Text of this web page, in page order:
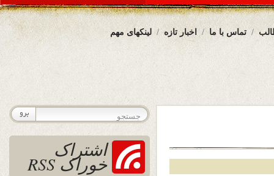
لینکهای مهم اخبار تازه تماس با ما
اشتراک
خوراک RSS